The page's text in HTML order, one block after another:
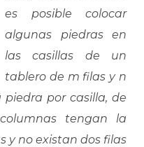
es posible colocar
algunas piedras en
las casillas de un
tablero de m filas y n
por casilla, de
tengan la
y no existan dos filas